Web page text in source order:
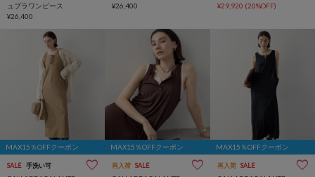
ュプラワンピース
¥26,400
¥26,400
¥29,920 (20%OFF)
MAX15％OFFクーポン
SALE 手洗い可
MAX15％OFFクーポン
再入荷 SALE
MAX15％OFFクーポン
再入荷 SALE